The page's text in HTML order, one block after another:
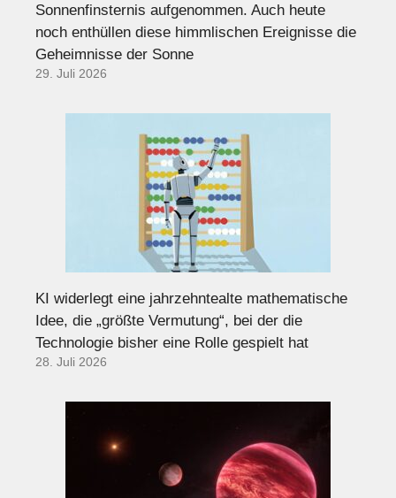
Sonnenfinsternis aufgenommen. Auch heute
noch enthüllen diese himmlischen Ereignisse die
Geheimnisse der Sonne
29. Juli 2026
KI widerlegt eine jahrzehntealte mathematische
Idee, die „größte Vermutung“, bei der die
Technologie bisher eine Rolle gespielt hat
28. Juli 2026